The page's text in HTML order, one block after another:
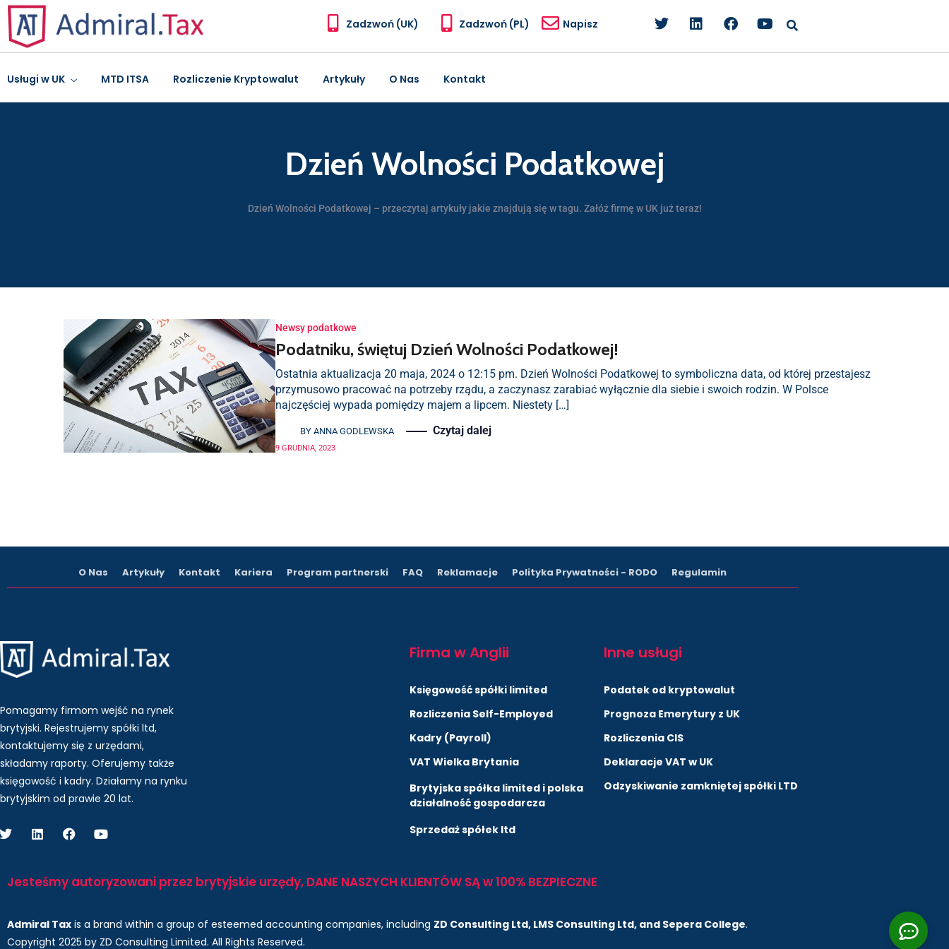
Zadzwoń (UK) Zadzwoń (PL) Napisz
Usługi w UK MTD ITSA Rozliczenie Kryptowalut Artykuły O Nas Kontakt
Dzień Wolności Podatkowej
Dzień Wolności Podatkowej – przeczytaj artykuły jakie znajdują się w tagu. Załóż firmę w UK już teraz!
Newsy podatkowe
Podatniku, świętuj Dzień Wolności Podatkowej!
Ostatnia aktualizacja 20 maja, 2024 o 12:15 pm. Dzień Wolności Podatkowej to symboliczna data, od której przestajesz
przymusowo pracować na potrzeby rządu, a zaczynasz zarabiać wyłącznie dla siebie i swoich rodzin. W Polsce
najczęściej wypada pomiędzy majem a lipcem. Niestety […]
BY ANNA GODLEWSKA Czytaj dalej
9 GRUDNIA, 2023
O Nas Artykuły Kontakt Kariera Program partnerski FAQ Reklamacje Polityka Prywatności - RODO Regulamin
Pomagamy firmom wejść na rynek
brytyjski. Rejestrujemy spółki ltd,
kontaktujemy się z urzędami,
składamy raporty. Oferujemy także
księgowość i kadry. Działamy na rynku
brytyjskim od prawie 20 lat.
Firma w Anglii
Księgowość spółki limited
Rozliczenia Self-Employed
Kadry (Payroll)
VAT Wielka Brytania
Brytyjska spółka limited i polska
działalność gospodarcza
Sprzedaż spółek ltd
Inne usługi
Podatek od kryptowalut
Prognoza Emerytury z UK
Rozliczenia CIS
Deklaracje VAT w UK
Odzyskiwanie zamkniętej spółki LTD
Jesteśmy autoryzowani przez brytyjskie urzędy, DANE NASZYCH KLIENTÓW SĄ w 100% BEZPIECZNE
Admiral Tax is a brand within a group of esteemed accounting companies, including ZD Consulting Ltd, LMS Consulting Ltd, and Sepera College.
Copyright 2025 by ZD Consulting Limited. All Rights Reserved.